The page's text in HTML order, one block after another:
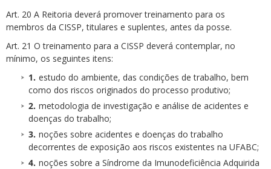
Art. 20 A Reitoria deverá promover treinamento para os
membros da CISSP, titulares e suplentes, antes da posse.
Art. 21 O treinamento para a CISSP deverá contemplar, no
mínimo, os seguintes itens:
estudo do ambiente, das condições de trabalho, bem
como dos riscos originados do processo produtivo;
metodologia de investigação e análise de acidentes e
doenças do trabalho;
noções sobre acidentes e doenças do trabalho
decorrentes de exposição aos riscos existentes na UFABC;
noções sobre a Síndrome da Imunodeficiência Adquirida